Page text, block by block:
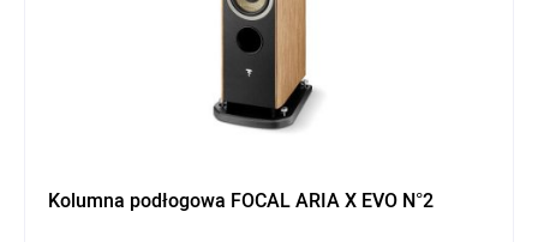
Kolumna podłogowa FOCAL ARIA X EVO N°2